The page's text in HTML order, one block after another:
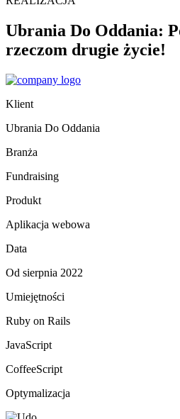
Ubrania Do Oddania:
rzeczom drugie życie!
Klient
Ubrania Do Oddania
Branża
Fundraising
Produkt
Aplikacja webowa
Data
Od sierpnia 2022
Umiejętności
Ruby on Rails
JavaScript
CoffeeScript
Optymalizacja